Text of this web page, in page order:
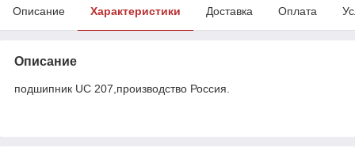
Описание Характеристики Доставка Оплата
Описание
подшипник UC 207,производство Россия.